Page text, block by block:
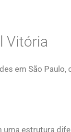
Vitória
em São
uma estrutura